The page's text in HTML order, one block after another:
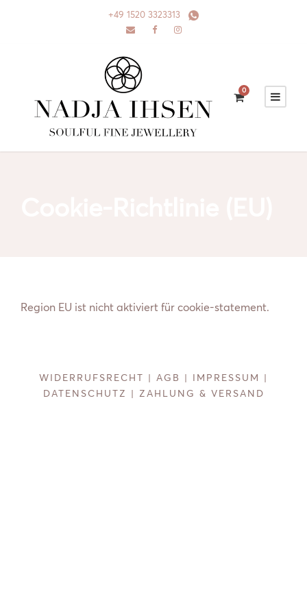
+49 1520 3323313
0
Region EU ist nicht aktiviert für cookie-statement.
WIDERRUFSRECHT | AGB | IMPRESSUM |
DATENSCHUTZ | ZAHLUNG & VERSAND